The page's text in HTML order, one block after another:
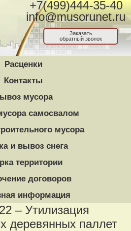
+7(499)444-35-40
info@musorunet.ru
Заказать
обратный звонок
Расценки
Контакты
мусора
самосвалом
мусора
и вывоз снега
территории
договоров
информация
– Утилизация
деревянных паллет